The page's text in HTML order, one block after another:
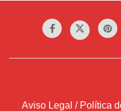
Aviso Legal / Política